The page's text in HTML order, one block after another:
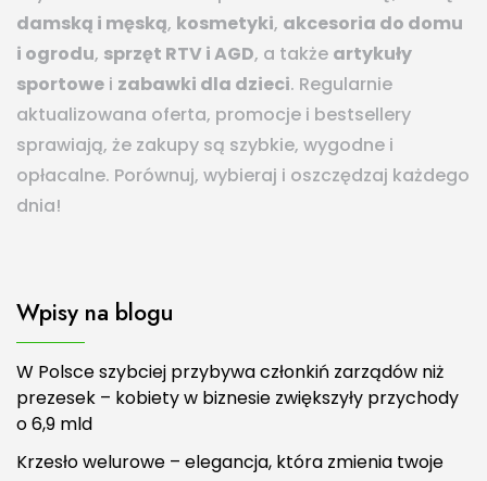
damską i męską, kosmetyki, akcesoria do domu
i ogrodu, sprzęt RTV i AGD, a także artykuły
sportowe i zabawki dla dzieci. Regularnie
aktualizowana oferta, promocje i bestsellery
sprawiają, że zakupy są szybkie, wygodne i
opłacalne. Porównuj, wybieraj i oszczędzaj każdego
dnia!
Wpisy na blogu
W Polsce szybciej przybywa członkiń zarządów niż
prezesek – kobiety w biznesie zwiększyły przychody
o 6,9 mld
Krzesło welurowe – elegancja, która zmienia twoje